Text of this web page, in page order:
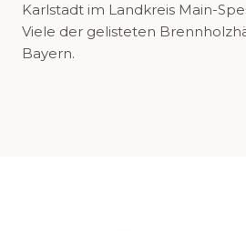
Karlstadt im Landkreis Main-
Viele der gelisteten
Bayern.